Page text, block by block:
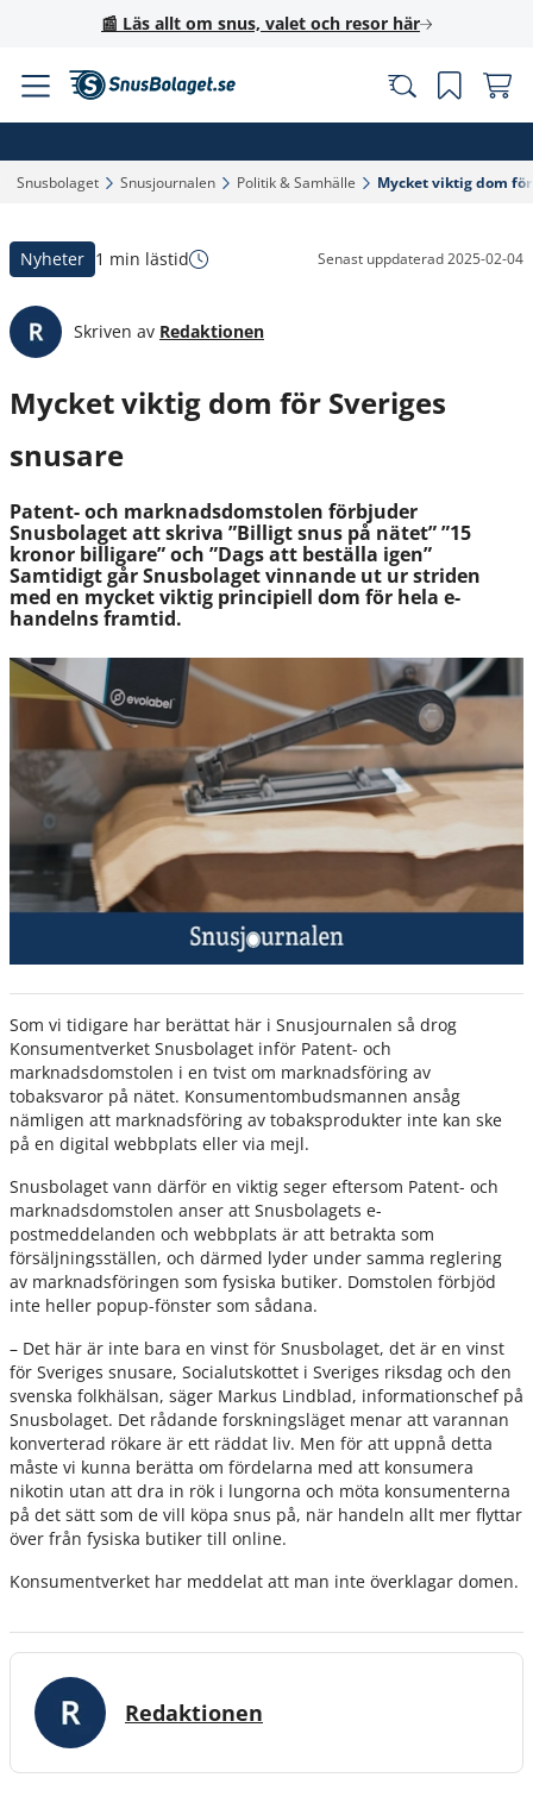
📰 Läs allt om snus, valet och resor här
Snusbolaget‎ Snusjournalen‎ Politik & Samhälle‎ Mycket viktig dom
Nyheter 1 min lästid Senast uppdaterad2025-02-04
Skriven av Redaktionen
Mycket viktig dom för Sveriges
snusare
Patent- och marknadsdomstolen förbjuder
Snusbolaget att skriva ”Billigt snus på nätet” ”15
kronor billigare” och ”Dags att beställa igen”
Samtidigt går Snusbolaget vinnande ut ur striden
med en mycket viktig principiell dom för hela e-
handelns framtid.
Som vi tidigare har berättat här i Snusjournalen så drog
Konsumentverket Snusbolaget inför Patent- och
marknadsdomstolen i en tvist om marknadsföring av
tobaksvaror på nätet. Konsumentombudsmannen ansåg
nämligen att marknadsföring av tobaksprodukter inte kan ske
på en digital webbplats eller via mejl.
Snusbolaget vann därför en viktig seger eftersom Patent- och
marknadsdomstolen anser att Snusbolagets e-
postmeddelanden och webbplats är att betrakta som
försäljningsställen, och därmed lyder under samma reglering
av marknadsföringen som fysiska butiker. Domstolen förbjöd
inte heller popup-fönster som sådana.
– Det här är inte bara en vinst för Snusbolaget, det är en vinst
för Sveriges snusare, Socialutskottet i Sveriges riksdag och den
svenska folkhälsan, säger Markus Lindblad, informationschef på
Snusbolaget. Det rådande forskningsläget menar att varannan
konverterad rökare är ett räddat liv. Men för att uppnå detta
måste vi kunna berätta om fördelarna med att konsumera
nikotin utan att dra in rök i lungorna och möta konsumenterna
på det sätt som de vill köpa snus på, när handeln allt mer flyttar
över från fysiska butiker till online.
Konsumentverket har meddelat att man inte överklagar domen.
Redaktionen